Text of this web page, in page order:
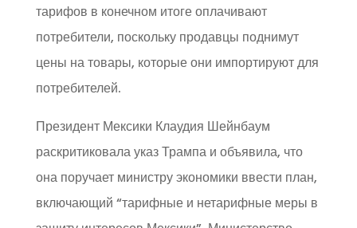
тарифов в конечном итоге оплачивают
потребители, поскольку продавцы поднимут
цены на товары, которые они импортируют для
потребителей.
Президент Мексики Клаудия Шейнбаум
раскритиковала указ Трампа и объявила, что
она поручает министру экономики ввести план,
включающий “тарифные и нетарифные меры в